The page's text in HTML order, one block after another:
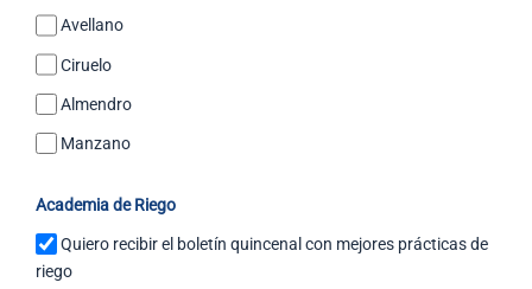
Avellano
Ciruelo
Almendro
Manzano
Academia de Riego
Quiero recibir el boletín quincenal con mejores prácticas de
riego